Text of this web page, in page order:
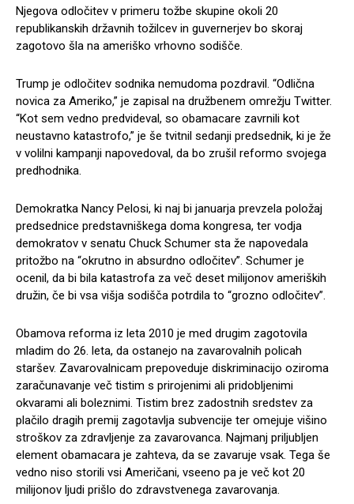
Njegova odločitev v primeru tožbe skupine okoli 20
republikanskih državnih tožilcev in guvernerjev bo skoraj
zagotovo šla na ameriško vrhovno sodišče.
Trump je odločitev sodnika nemudoma pozdravil. “Odlična
novica za Ameriko,” je zapisal na družbenem omrežju Twitter.
“Kot sem vedno predvideval, so obamacare zavrnili kot
neustavno katastrofo,” je še tvitnil sedanji predsednik, ki je že
v volilni kampanji napovedoval, da bo zrušil reformo svojega
predhodnika.
Demokratka Nancy Pelosi, ki naj bi januarja prevzela položaj
predsednice predstavniškega doma kongresa, ter vodja
demokratov v senatu Chuck Schumer sta že napovedala
pritožbo na “okrutno in absurdno odločitev”. Schumer je
ocenil, da bi bila katastrofa za več deset milijonov ameriških
družin, če bi vsa višja sodišča potrdila to “grozno odločitev”.
Obamova reforma iz leta 2010 je med drugim zagotovila
mladim do 26. leta, da ostanejo na zavarovalnih policah
staršev. Zavarovalnicam prepoveduje diskriminacijo oziroma
zaračunavanje več tistim s prirojenimi ali pridobljenimi
okvarami ali boleznimi. Tistim brez zadostnih sredstev za
plačilo dragih premij zagotavlja subvencije ter omejuje višino
stroškov za zdravljenje za zavarovanca. Najmanj priljubljen
element obamacara je zahteva, da se zavaruje vsak. Tega še
vedno niso storili vsi Američani, vseeno pa je več kot 20
milijonov ljudi prišlo do zdravstvenega zavarovanja.